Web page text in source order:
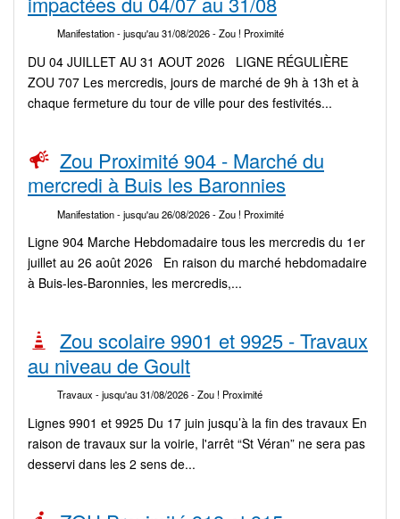
Manifestation- jusqu'au 31/08/2026- Zou ! Proximité
DU 04 JUILLET AU 31 AOUT 2026 LIGNE RÉGULIÈRE
ZOU 707 Les mercredis, jours de marché de 9h à 13h et à
chaque fermeture du tour de ville pour des festivités...
Zou Proximité 904 - Marché du
mercredi à Buis les Baronnies
Manifestation- jusqu'au 26/08/2026- Zou ! Proximité
Ligne 904 Marche Hebdomadaire tous les mercredis du 1er
juillet au 26 août 2026 En raison du marché hebdomadaire
à Buis-les-Baronnies, les mercredis,...
Zou scolaire 9901 et 9925 - Travaux
au niveau de Goult
Travaux - jusqu'au 31/08/2026- Zou ! Proximité
Lignes 9901 et 9925 Du 17 juin jusqu’à la fin des travaux En
raison de travaux sur la voirie, l'arrêt “St Véran” ne sera pas
desservi dans les 2 sens de...